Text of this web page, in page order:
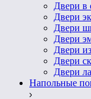
Двери в
Двери
Двери
Двери
Двери
Двери
Двери
Напольные